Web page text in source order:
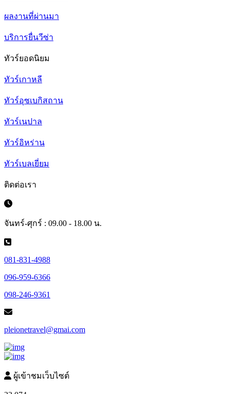
ผลงานที่ผ่านมา
บริการยื่นวีซ่า
ทัวร์ยอดนิยม
ทัวร์เกาหลี
ทัวร์อุซเบกิสถาน
ทัวร์เนปาล
ทัวร์อิหร่าน
ทัวร์เบลเยี่ยม
ติดต่อเรา
จันทร์-ศุกร์ : 09.00 - 18.00 น.
081-831-4988
096-959-6366
098-246-9361
pleionetravel@gmai.com
ผู้เข้าชมเว็บไซต์